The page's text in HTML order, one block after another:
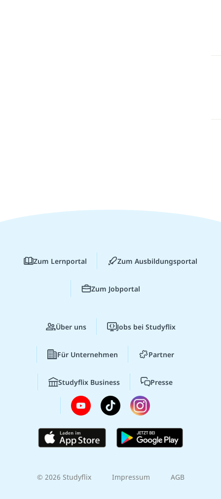
Zum Lernportal Zum Ausbildungsportal
Zum Jobportal
Über uns Jobs bei Studyflix
Für Unternehmen Partner
Studyflix Business Presse
© 2026 Studyflix Impressum AGB